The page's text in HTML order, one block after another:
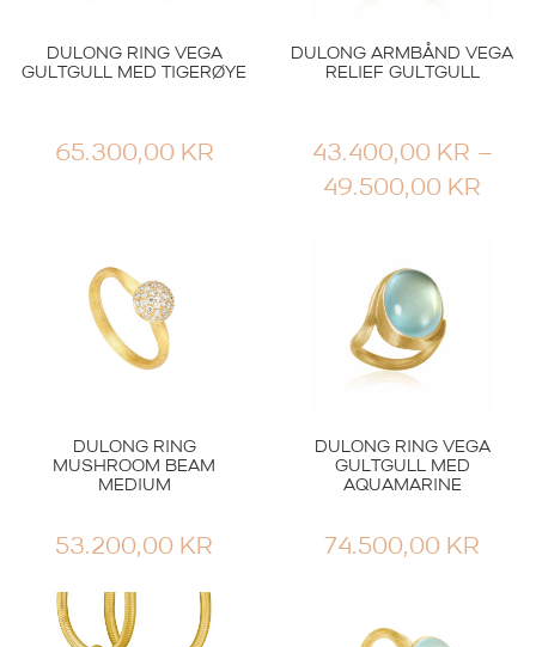
DULONG RING VEGA
GULTGULL MED TIGERØYE
65.300,00 KR
DULONG ARMBÅND VEGA
RELIEF GULTGULL
43.400,00 KR –
49.500,00 KR
DULONG RING
MUSHROOM BEAM
MEDIUM
53.200,00 KR
DULONG RING VEGA
GULTGULL MED
AQUAMARINE
74.500,00 KR